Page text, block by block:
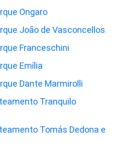
Ongaro
João de Vasconcellos
Franceschini
Emília
Dante Marmirolli
Tranquilo
Tomás Dedona e